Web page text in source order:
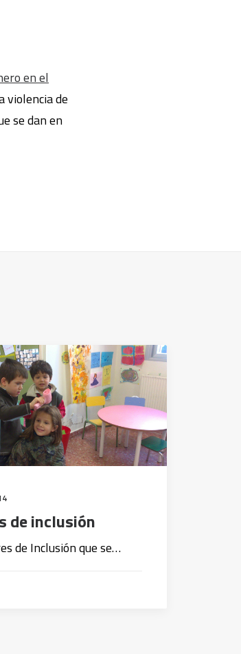
en el
violencia de
se dan en
de inclusión
de Inclusión que se…